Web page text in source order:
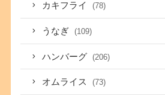
カキフライ (78)
うなぎ (109)
ハンバーグ (206)
オムライス (73)